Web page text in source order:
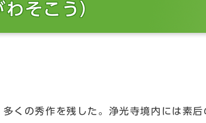
そこう）
くの秀作を残した。浄光寺境内には素